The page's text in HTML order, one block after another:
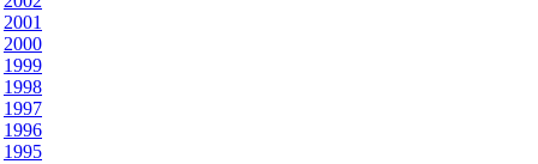
2001
2000
1999
1998
1997
1996
1995